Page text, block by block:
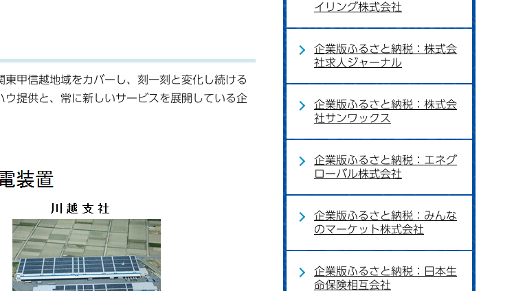
甲信越地域をカバーし、刻一刻と変化し続ける
提供と、常に新しいサービスを展開している企
イリング株式会社
企業版ふるさと納税：株式会
社求人ジャーナル
企業版ふるさと納税：株式会
社サンワックス
企業版ふるさと納税：エネグ
ローバル株式会社
企業版ふるさと納税：みんな
のマーケット株式会社
企業版ふるさと納税：日本生
命保険相互会社